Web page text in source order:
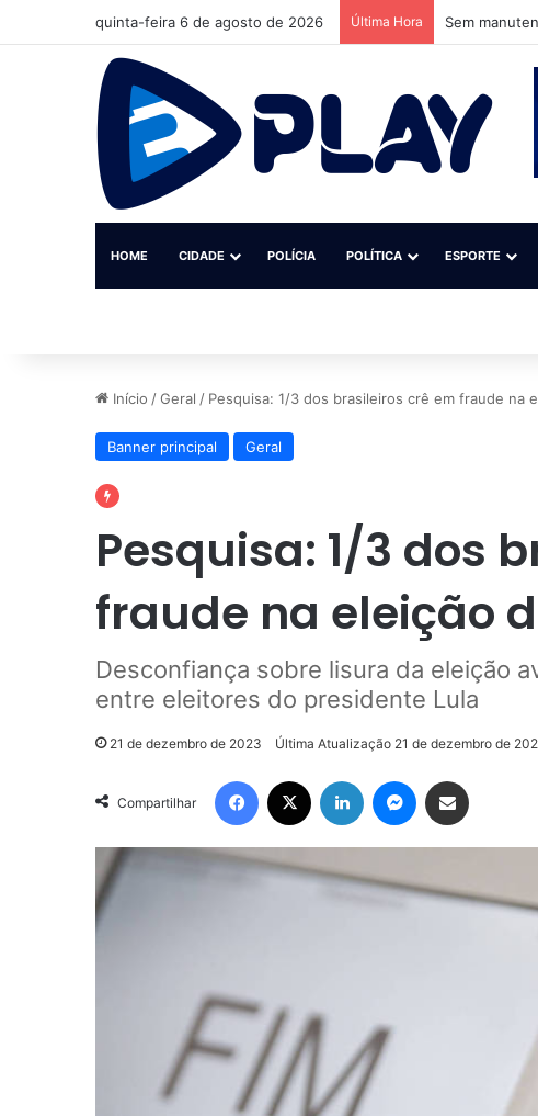
quinta-feira 6 de agosto de 2026 Última Hora Sem
HOME CIDADE POLÍCIA POLÍTICA ESPORTE
Início /Geral / Pesquisa: 1/3 dos brasileiros crê em fraude na
Banner principal Geral
Pesquisa: 1/3 dos
fraude na eleição
Desconfiança sobre lisura da eleição
entre eleitores do presidente Lula
21 de dezembro de 2023 Última Atualização 21 de dezembro de
Compartilhar
Facebook Linkedin Messenger